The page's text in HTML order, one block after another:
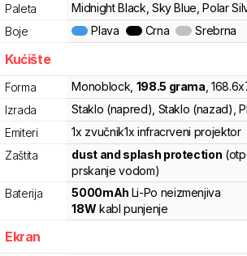
Paleta
Midnight Black, Sky Blue, Polar
Boje
Plava Crna Srebrna
Kućište
Forma Monoblock 198.5 grama ,168.6x
Izrada
Staklo (napred), Staklo (nazad),
Emiteri
1x zvučnik1x infracrveni projektor
Zaštita
dust and splash protection
prskanje vodom)
Baterija
5000mAh Li-Po neizmenjiva
18W kabl punjenje
Ekran